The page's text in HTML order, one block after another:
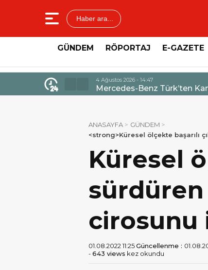
Haber ara...
GÜNDEM RÖPORTAJ E-GAZETE
4 Ağustos 2026 - 14:47
Mercedes-Benz Türk’ten
ANASAYFA
GÜNDEM
<strong>Küresel ölçekte başarılı
Küresel
cirosunu
01.08.2022 11:25Güncellenme :
-643 views kez okundu